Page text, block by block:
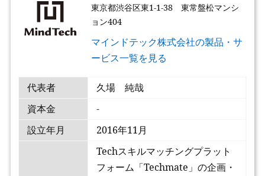
東京都渋谷区東1-1-38 東常盤松マンシ
ョン404
マインドテック株式会社の製品・サ
ービス一覧を見る
代表者
久場 純哉
資本金
-
設立年月
2016年11月
Techスキルマッチングプラット
フォーム「Techmate」の企画・